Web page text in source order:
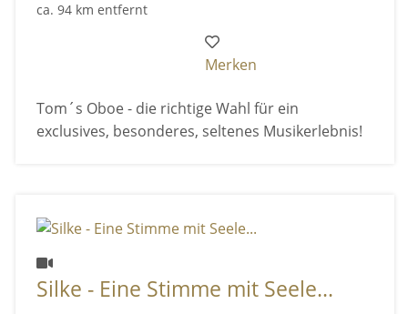
ca. 94 km entfernt
Merken
Tom´s Oboe - die richtige Wahl für ein
exclusives, besonderes, seltenes Musikerlebnis!
Silke - Eine Stimme mit Seele...